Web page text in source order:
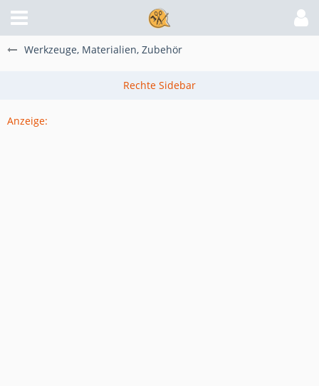
Werkzeuge, Materialien, Zubehör
Anzeige: